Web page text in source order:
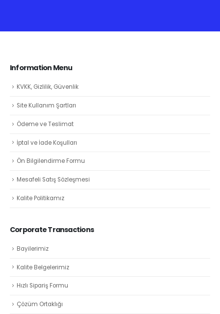
Information Menu
KVKK, Gizlilik, Güvenlik
Site Kullanım Şartları
Ödeme ve Teslimat
İptal ve İade Koşulları
Ön Bilgilendirme Formu
Mesafeli Satış Sözleşmesi
Kalite Politikamız
Corporate Transactions
Bayilerimiz
Kalite Belgelerimiz
Hızlı Sipariş Formu
Çözüm Ortaklığı